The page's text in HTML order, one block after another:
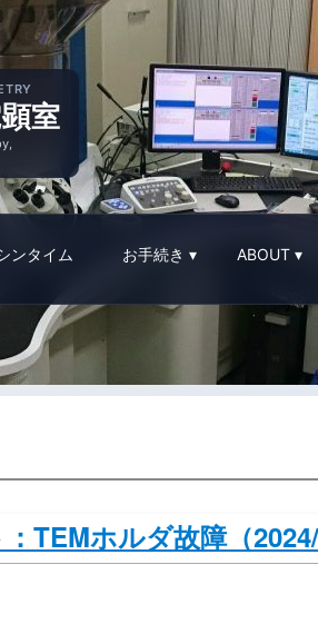
室
ンタイム お手続き ABOUT
TEMホルダ故障（2024/